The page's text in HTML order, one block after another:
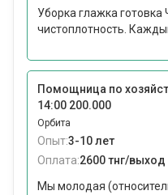
Уборка глажка готовка
чистоплотность.
Помощница по
14:00 200.000
Орбита
Опыт:3-10 лет
Оплата:2600 тнг/выход
Мы молодая